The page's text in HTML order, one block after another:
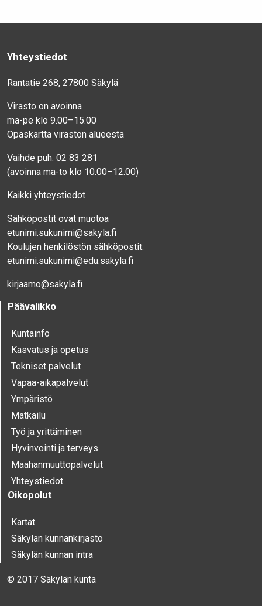
Yhteystiedot
Rantatie 268, 27800 Säkylä
Virasto on avoinna
ma-pe klo 9.00–15.00
Opaskartta viraston alueesta
Vaihde puh. 02 83 281
(avoinna ma-to klo 10.00–12.00)
Kaikki yhteystiedot
Sähköpostit ovat muotoa
etunimi.sukunimi@sakyla.fi
Koulujen henkilöstön sähköpostit:
etunimi.sukunimi@edu.sakyla.fi
kirjaamo@sakyla.fi
Päävalikko
Kunta­info
Kasvatus ja opetus
Tekniset palvelut
Vapaa-aika­palvelut
Ympä­ristö
Mat­kailu
Työ ja yrittä­minen
Hyvinvointi ja terveys
Maahanmuuttopalvelut
Yhteystiedot
Oikopolut
Kartat
Säkylän kunnankirjasto
Säkylän kunnan intra
© 2017 Säkylän kunta